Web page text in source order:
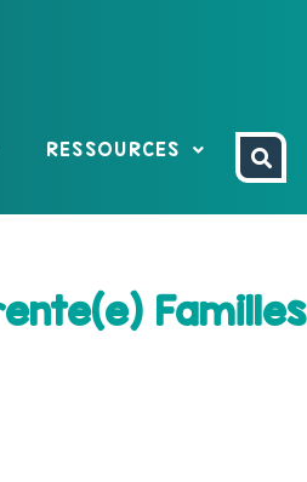
RESSOURCES
Familles